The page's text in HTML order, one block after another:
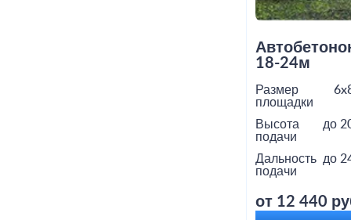
18-24м
Размер
площадки
Высота
подачи
до
Дальность
подачи
до
от 12 440